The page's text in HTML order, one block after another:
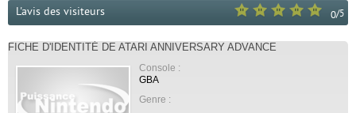
0/5
L'avis des visiteurs
FICHE D'IDENTITÉ DE ATARI ANNIVERSARY ADVANCE
Console :
GBA
Genre :